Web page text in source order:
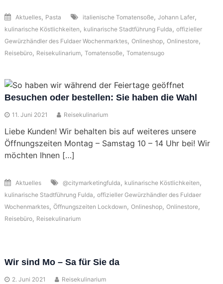
Aktuelles, Pasta italienische Tomatensoße, Johann Lafer,
kulinarische Köstlichkeiten, kulinarische Stadtführung Fulda, offizieller
Gewürzhändler des Fuldaer Wochenmarktes, Onlineshop, Onlinestore,
Reisebüro, Reisekulinarium, Tomatensoße, Tomatensugo
Besuchen oder bestellen: Sie haben die Wahl
11. Juni 2021 Reisekulinarium
Liebe Kunden! Wir behalten bis auf weiteres unsere
Öffnungszeiten Montag – Samstag 10 – 14 Uhr bei! Wir
möchten Ihnen […]
Aktuelles @citymarketingfulda , kulinarische Köstlichkeiten ,
kulinarische Stadtführung Fulda , offizieller Gewürzhändler des Fuldaer
Wochenmarktes, Öffnungszeiten Lockdown , Onlineshop, Onlinestore,
Reisebüro, Reisekulinarium
Wir sind Mo – Sa für Sie da
2. Juni 2021 Reisekulinarium